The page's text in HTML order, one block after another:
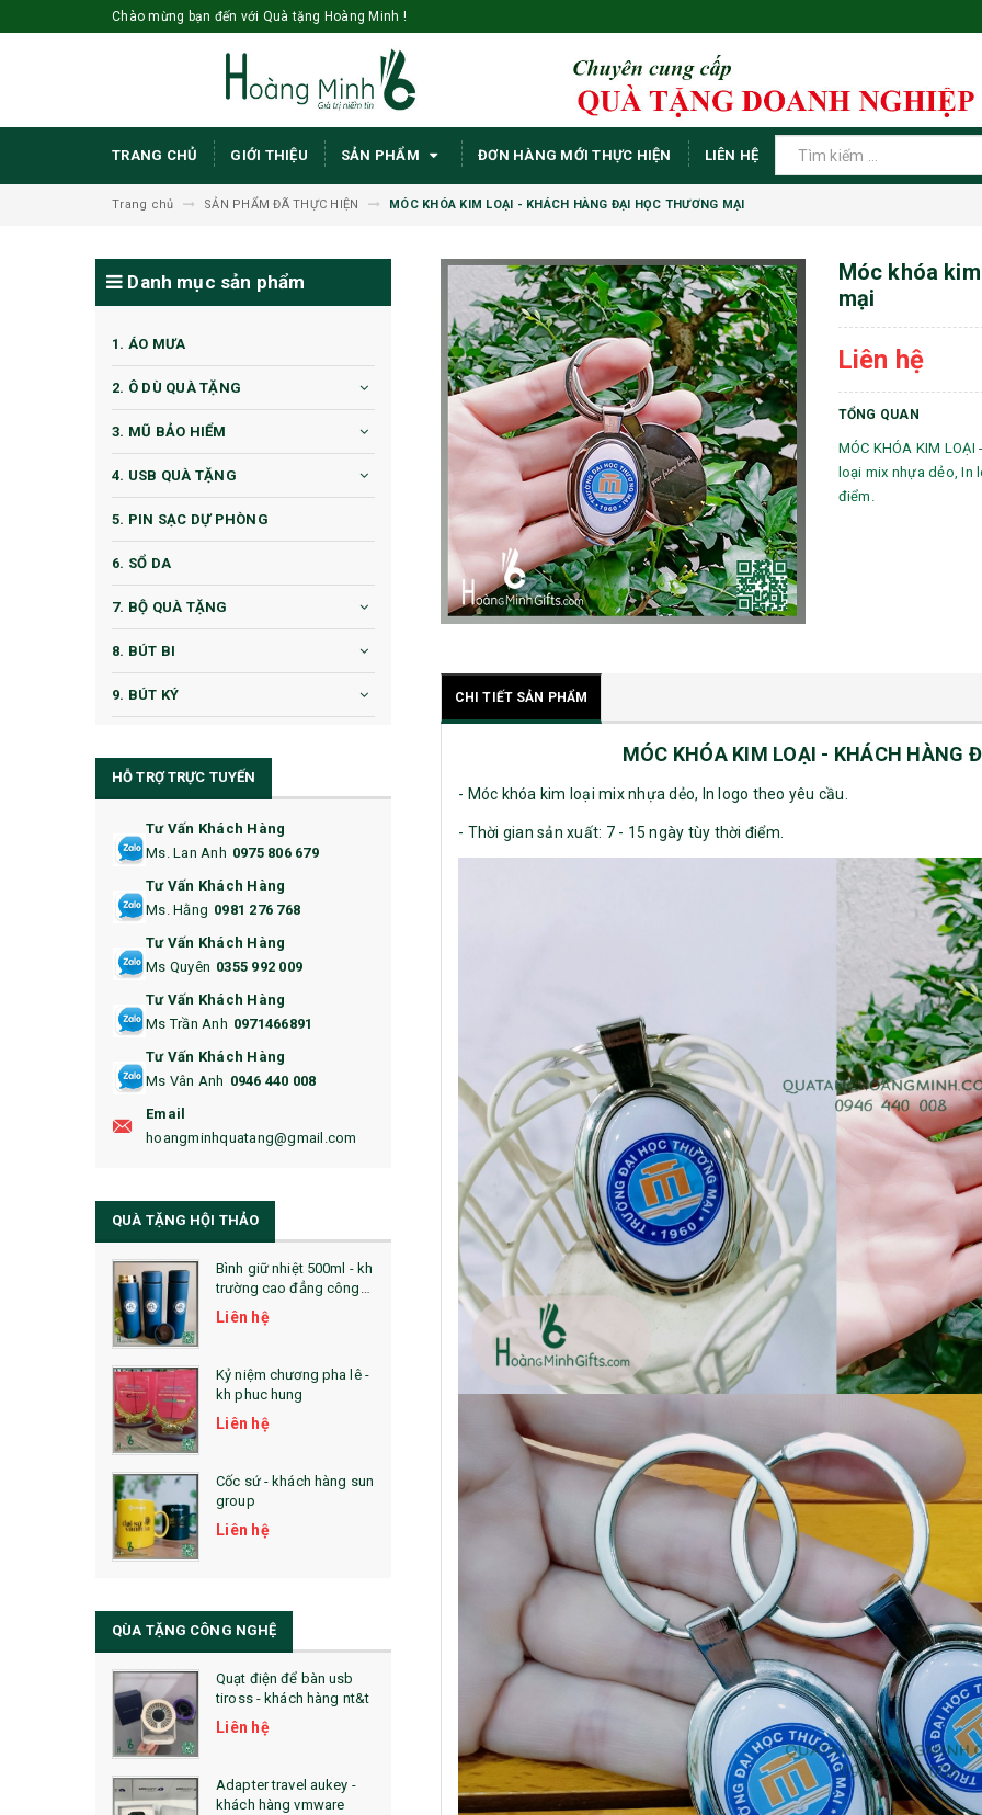
Chào mừng bạn đến với Quà tặng Hoàng Minh !
TRANG CHỦ GIỚI THIỆU SẢN PHẨM ĐƠN HÀNG MỚI THỰC HIỆN LIÊN HỆ
Trang chủ SẢN PHẨM ĐÃ THỰC HIỆN MÓC KHÓA KIM LOẠI - KHÁCH HÀNG ĐẠI HỌC THƯƠNG MẠI
Móc khóa
mại
Liên hệ
TỔNG QUAN
MÓC KHÓA KIM
loại mix nhựa dẻo, In
điểm.
CHI TIẾT SẢN PHẨM
MÓC KHÓA KIM LOẠI - KHÁCH HÀNG
- Móc khóa kim loại mix nhựa dẻo, In logo theo yêu cầu.
- Thời gian sản xuất: 7 - 15 ngày tùy thời điểm.
Danh mục sản phẩm
1. ÁO MƯA
2. Ô DÙ QUÀ TẶNG
3. MŨ BẢO HIỂM
4. USB QUÀ TẶNG
5. PIN SẠC DỰ PHÒNG
6. SỔ DA
7. BỘ QUÀ TẶNG
8. BÚT BI
9. BÚT KÝ
11. CỐC/BÌNH GIỮ NHIỆT
12. BÌNH NƯỚC
14. HỘP/VÍ ĐỰNG NAMECARD
15. BỘ BẤM MÓNG
16. BAO HỘ CHIẾU
18. ẤM CHÉN QUÀ TẶNG
19. ĐỒNG HỒ TREO TƯỜNG
22. ĐỒNG HỒ ĐỂ BÀN
23. QÙA TẶNG ĐỘC ĐÁO
24. QÙA TẶNG PHA LÊ
25. QUÀ TẶNG GLASSLOCK
26. QUÀ TẶNG LUMINARC
28. BỘ ĐỒ ĂN CAO CẤP
29. MÓC KHOÁ
31. TÚI VẢI KHÔNG DỆT
33. MŨ LƯỠI TRAI
36. QUẠT NHỰA QUẢNG CÁO
QUÀ TẶNG KHUYẾN MẠI
QUÀ TẶNG SX NHANH
HỖ TRỢ TRỰC TUYẾN
Tư Vấn Khách Hàng
Ms. Lan Anh 0975 806 679
Tư Vấn Khách Hàng
Ms. Hằng 0981 276 768
Tư Vấn Khách Hàng
Ms Quyên 0355 992 009
Tư Vấn Khách Hàng
Ms Trần Anh 0971466891
Tư Vấn Khách Hàng
Ms Vân Anh 0946 440 008
Email
hoangminhquatang@gmail.com
QUÀ TẶNG HỘI THẢO
Bình giữ nhiệt 500ml - kh
trường cao đẳng công
nghệ bách khoa hà nội
Liên hệ
Kỷ niệm chương pha lê -
kh phuc hung
Liên hệ
Cốc sứ - khách hàng sun
group
Liên hệ
Bộ sổ bút cao cấp -
khách hàng evs
Liên hệ
Pin sạc dự phòng hoco
j82 10.000mah - khách
hàng nam thắng
Liên hệ
Ô gấp 3 bán tự động -
kh viags
Liên hệ
khách hàng div
Liên hệ
Bình nước thủy tinh có
dây xách
Cốc giữ nhiệt 500ml
Liên hệ
QÙA TẶNG CÔNG NGHỆ
Quạt điện để bàn usb
tiross - khách hàng nt&t
Liên hệ
Adapter travel aukey -
khách hàng vmware
Đế để ipad remax rm
600 in logo theo yêu cầu
Bộ quà tặng công nghệ
baseus - khách hàng
Chuột không dây 2.4g
hoco gm14 - cscv2025
Liên hệ
Pin sạc hoco j108 -
khách hàng nt&t